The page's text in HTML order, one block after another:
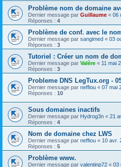
Problème nom de domaine
Dernier message par Guillaume « 06
Réponses : 4
Problème de conf. avec le
Dernier message par sangimed « 03
Réponses : 3
Tutoriel : Créer un nom de
Dernier message par Valère « 11 mai
Réponses : 3
Probleme DNS LegTux.org -
Dernier message par neffiou « 07 mai
Réponses : 10
Sous domaines inactifs
Dernier message par Hydrog3n « 21
Réponses : 4
Nom de domaine chez LWS
Dernier message par neffiou « 10 avr.
Réponses : 5
Problème www.
Dernier message par valentinp72 « 03